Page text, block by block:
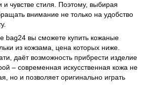
и чувстве стиля. Поэтому, выбирая
внимание не только на удобство
bag24 вы сможете купить кожаные
из кожзама, цена которых ниже.
даёт возможность прибрести изделие
– современная искусственная кожа не
но и позволяет оригинально играть